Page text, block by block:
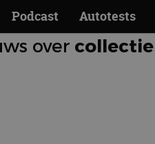
Podcast Autotests
over collectie